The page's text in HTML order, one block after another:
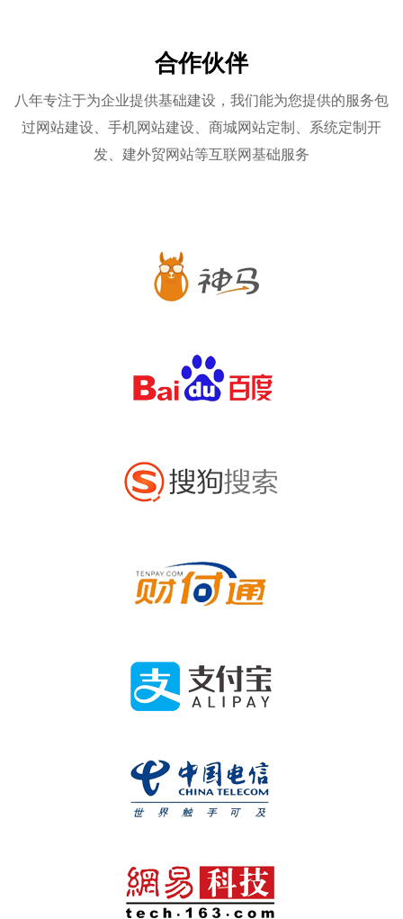
合作伙伴
八年专注于为企业提供基础建设，我们能为您提供的服务包
过网站建设、手机网站建设、商城网站定制、系统定制开
发、建外贸网站等互联网基础服务